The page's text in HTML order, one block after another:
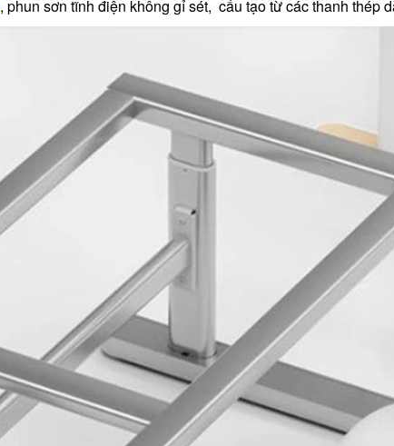
, phun sơn tĩnh điện không gỉ sét, cấu tạo từ các thanh thép